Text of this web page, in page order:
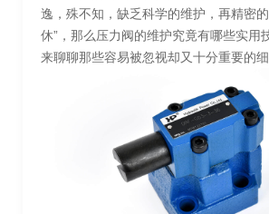
逸，殊不知，缺乏科学的维护，再精密
休”，那么压力阀的维护究竟有哪些实用
来聊聊那些容易被忽视却又十分重要的细